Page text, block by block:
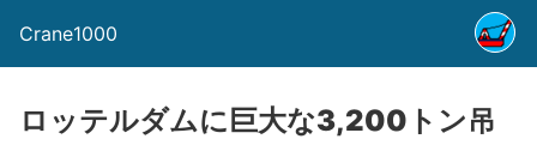
Crane1000
ロッテルダムに巨大な3,200トン吊